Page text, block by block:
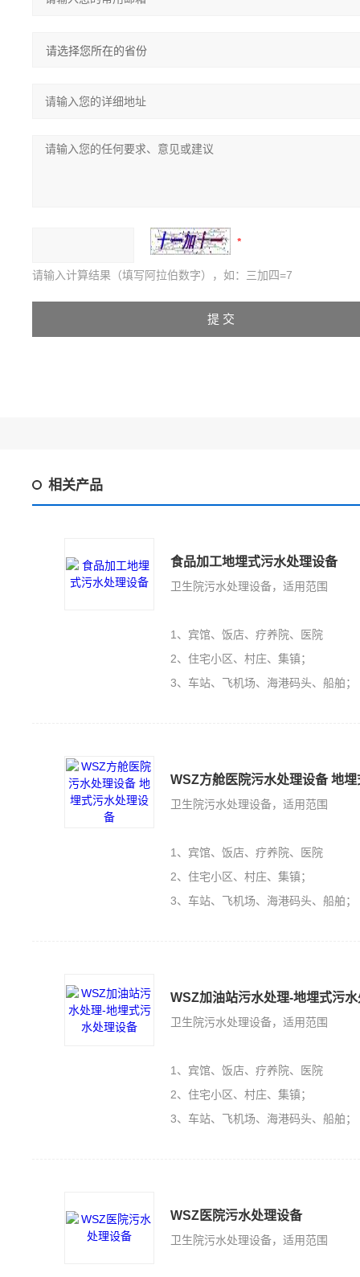
请输入计算结果（填写阿拉伯数字），如：三加四=7
相关产品
食品加工地埋式污水处理设备
卫生院污水处理设备，适用范围
1、宾馆、饭店、疗养院、医院
2、住宅小区、村庄、集镇；
3、车站、飞机场、海港码头、船舶；
WSZ方舱医院污水处理设备 地
卫生院污水处理设备，适用范围
1、宾馆、饭店、疗养院、医院
2、住宅小区、村庄、集镇；
3、车站、飞机场、海港码头、船舶；
WSZ加油站污水处理-地埋式污
卫生院污水处理设备，适用范围
1、宾馆、饭店、疗养院、医院
2、住宅小区、村庄、集镇；
3、车站、飞机场、海港码头、船舶；
WSZ医院污水处理设备
卫生院污水处理设备，适用范围